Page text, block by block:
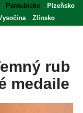
Pardubicko
Plzeňsko
Zlínsko
rub
medaile